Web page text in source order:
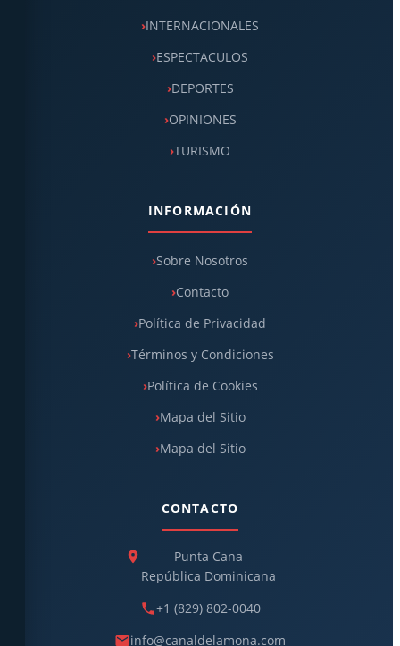
INTERNACIONALES
ESPECTACULOS
DEPORTES
OPINIONES
TURISMO
INFORMACIÓN
Sobre Nosotros
Contacto
Política de Privacidad
Términos y Condiciones
Política de Cookies
Mapa del Sitio
Mapa del Sitio
CONTACTO
Punta Cana
República Dominicana
+1 (829) 802-0040
info@canaldelamona.com